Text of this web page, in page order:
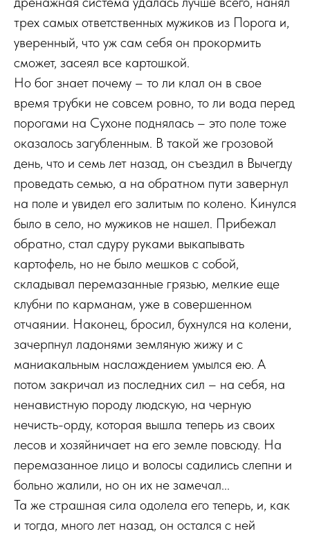
трех самых ответственных мужиков из Порога и,
уверенный, что уж сам себя он прокормить
сможет, засеял все картошкой.
Но бог знает почему – то ли клал он в свое
время трубки не совсем ровно, то ли вода перед
порогами на Сухоне поднялась – это поле тоже
оказалось загубленным. В такой же грозовой
день, что и семь лет назад, он съездил в Вычегду
проведать семью, а на обратном пути завернул
на поле и увидел его залитым по колено. Кинулся
было в село, но мужиков не нашел. Прибежал
обратно, стал сдуру руками выкапывать
картофель, но не было мешков с собой,
складывал перемазанные грязью, мелкие еще
клубни по карманам, уже в совершенном
отчаянии. Наконец, бросил, бухнулся на колени,
зачерпнул ладонями земляную жижу и с
маниакальным наслаждением умылся ею. А
потом закричал из последних сил – на себя, на
ненавистную породу людскую, на черную
нечисть-орду, которая вышла теперь из своих
лесов и хозяйничает на его земле повсюду. На
перемазанное лицо и волосы садились слепни и
больно жалили, но он их не замечал...
Та же страшная сила одолела его теперь, и, как
и тогда, много лет назад, он остался с ней